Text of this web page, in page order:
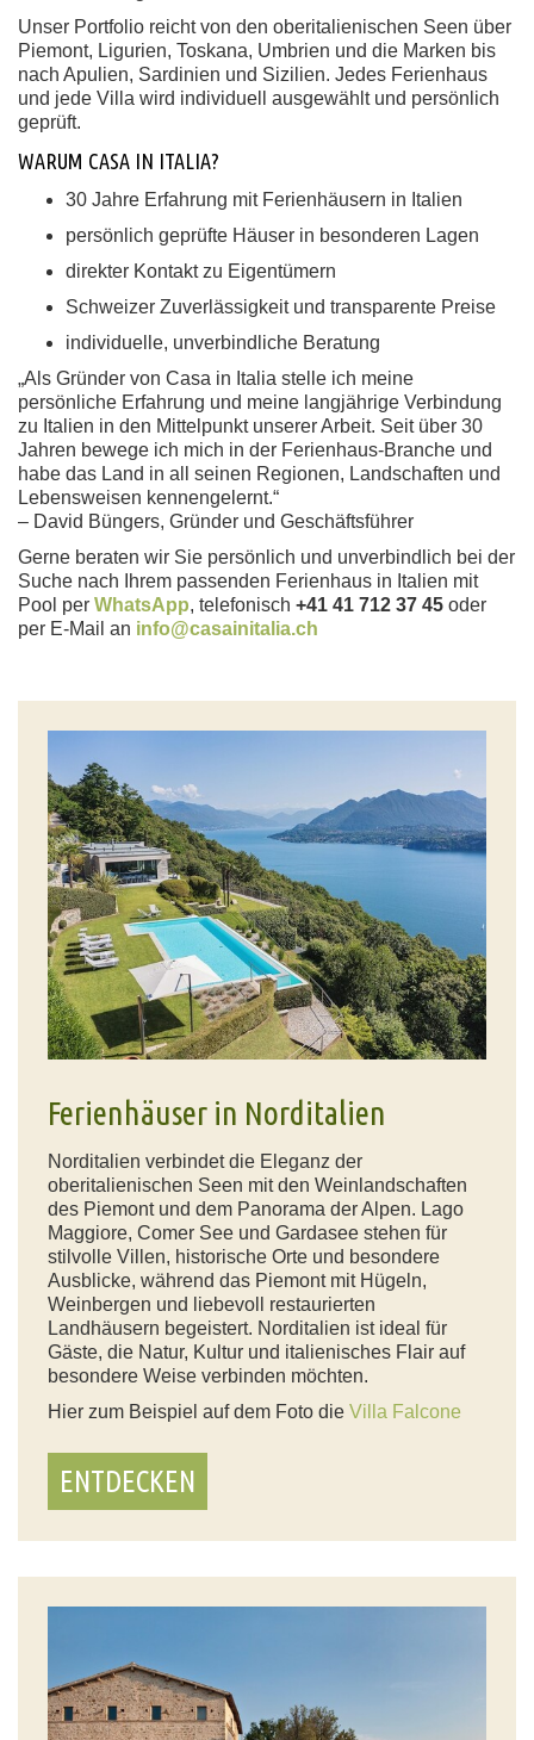
Unser Portfolio reicht von den oberitalienischen Seen über
Piemont, Ligurien, Toskana, Umbrien und die Marken bis
nach Apulien, Sardinien und Sizilien. Jedes Ferienhaus
und jede Villa wird individuell ausgewählt und persönlich
geprüft.
WARUM CASA IN ITALIA?
30 Jahre Erfahrung mit Ferienhäusern in Italien
persönlich geprüfte Häuser in besonderen Lagen
direkter Kontakt zu Eigentümern
Schweizer Zuverlässigkeit und transparente Preise
individuelle, unverbindliche Beratung
„Als Gründer von Casa in Italia stelle ich meine
persönliche Erfahrung und meine langjährige Verbindung
zu Italien in den Mittelpunkt unserer Arbeit. Seit über 30
Jahren bewege ich mich in der Ferienhaus-Branche und
habe das Land in all seinen Regionen, Landschaften und
Lebensweisen kennengelernt.“
– David Büngers, Gründer und Geschäftsführer
Gerne beraten wir Sie persönlich und unverbindlich bei der
Suche nach Ihrem passenden Ferienhaus in Italien mit
Pool per WhatsApp, telefonisch +41 41 712 37 45 oder
per E-Mail an info@casainitalia.ch
Ferienhäuser in Norditalien
Norditalien verbindet die Eleganz der
oberitalienischen Seen mit den Weinlandschaften
des Piemont und dem Panorama der Alpen. Lago
Maggiore, Comer See und Gardasee stehen für
stilvolle Villen, historische Orte und besondere
Ausblicke, während das Piemont mit Hügeln,
Weinbergen und liebevoll restaurierten
Landhäusern begeistert. Norditalien ist ideal für
Gäste, die Natur, Kultur und italienisches Flair auf
besondere Weise verbinden möchten.
Hier zum Beispiel auf dem Foto die Villa Falcone
ENTDECKEN